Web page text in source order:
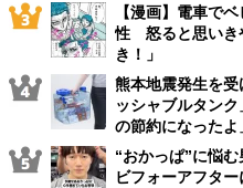
【漫画】電車で
性 怒ると思いき
き！」
熊本地震発生を
ッシャブルタン
の節約になったよ
“おかっぱ”に悩
ビフォーアフタ